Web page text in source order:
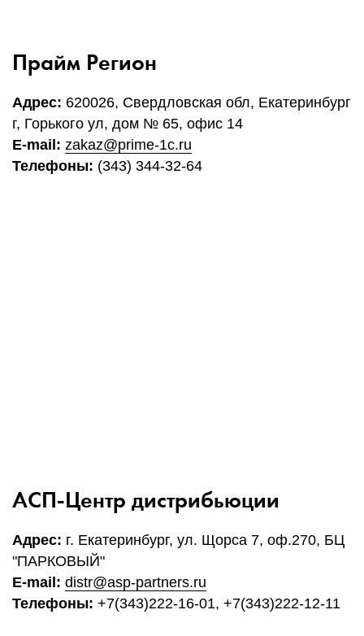
Прайм Регион
Адрес: 620026, Свердловская обл, Екатеринбург
г, Горького ул, дом № 65, офис 14
E-mail: zakaz@prime-1c.ru
Телефоны: (343) 344-32-64
АСП-Центр дистрибьюции
Адрес: г. Екатеринбург, ул. Щорса 7, оф.270, БЦ
"ПАРКОВЫЙ"
E-mail: distr@asp-partners.ru
Телефоны: +7(343)222-16-01, +7(343)222-12-11